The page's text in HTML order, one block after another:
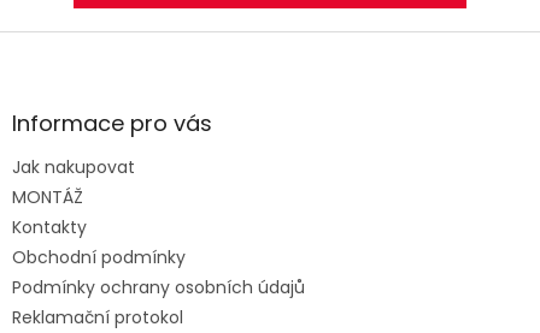
Z
aInformace pro vás
Jak nakupovat
MONTÁŽ
Kontakty
Obchodní podmínky
Podmínky ochrany osobních údajů
Reklamační protokol